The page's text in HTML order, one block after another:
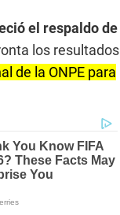
el respaldo de
los resultados
de la ONPE para